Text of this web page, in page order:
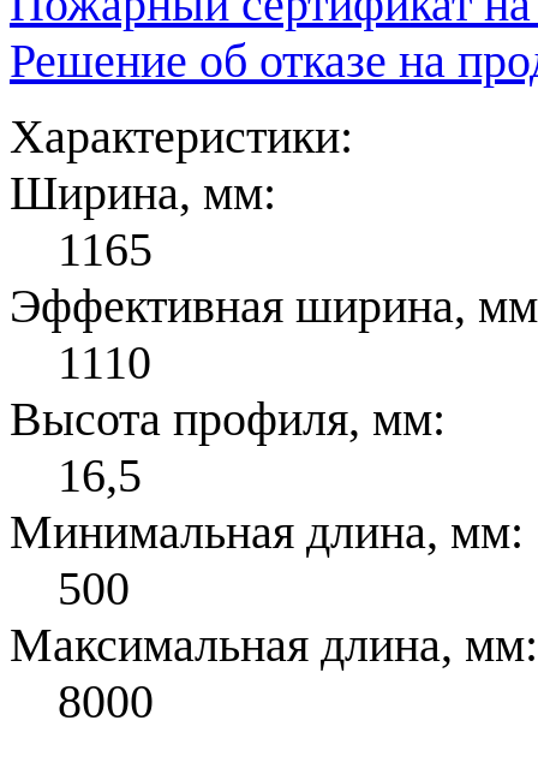
Решение об отказе на
Характеристики:
Ширина, мм:
1165
Эффективная ширина,
1110
Высота профиля, мм:
16,5
Минимальная длина, мм:
500
Максимальная длина, мм:
8000